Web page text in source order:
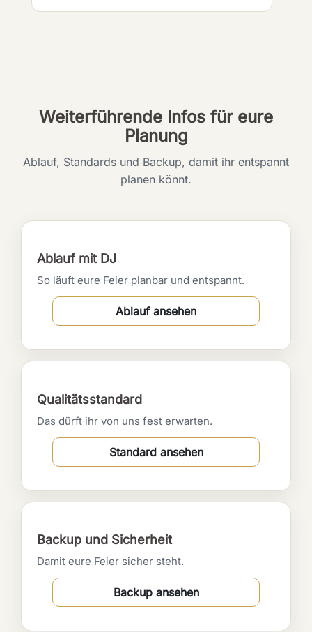
Weiterführende Infos für eure
Planung
Ablauf, Standards und Backup, damit ihr entspannt
planen könnt.
Ablauf mit DJ
So läuft eure Feier planbar und entspannt.
Ablauf ansehen
Qualitätsstandard
Das dürft ihr von uns fest erwarten.
Standard ansehen
Backup und Sicherheit
Damit eure Feier sicher steht.
Backup ansehen